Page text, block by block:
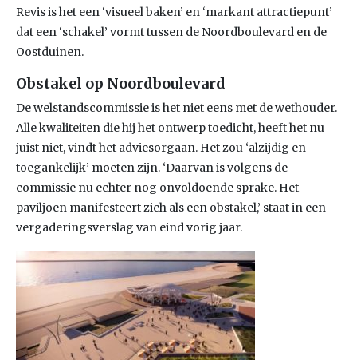
Revis is het een ‘visueel baken’ en ‘markant attractiepunt’
dat een ‘schakel’ vormt tussen de Noordboulevard en de
Oostduinen.
Obstakel op Noordboulevard
De welstandscommissie is het niet eens met de wethouder.
Alle kwaliteiten die hij het ontwerp toedicht, heeft het nu
juist niet, vindt het adviesorgaan. Het zou ‘alzijdig en
toegankelijk’ moeten zijn. ‘Daarvan is volgens de
commissie nu echter nog onvoldoende sprake. Het
paviljoen manifesteert zich als een obstakel,’ staat in een
vergaderingsverslag van eind vorig jaar.